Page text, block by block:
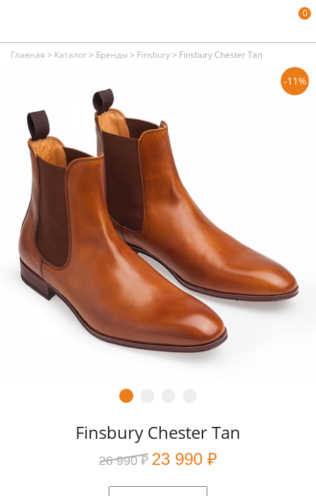
0
Главная > Каталог> Бренды > Finsbury> Finsbury Chester Tan
-11%
Finsbury Chester Tan
26 990 ₽ 23 990 ₽